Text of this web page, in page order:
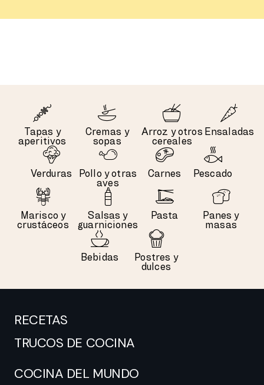
Tapas y
aperitivos
Cremas y
sopas
Arroz y otros
cereales
Ensaladas
Verduras
Pollo y otras
aves
Carnes Pescado
Marisco y
crustáceos
Salsas y
guarniciones
Pasta
Panes y
masas
Bebidas
Postres y
dulces
RECETAS
TRUCOS DE COCINA
COCINA DEL MUNDO